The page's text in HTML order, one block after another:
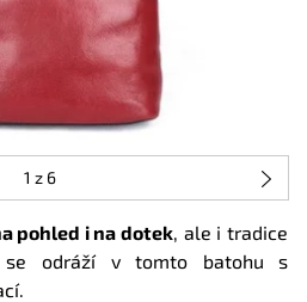
1 z 6
pohled i na dotek, ale i tradice
odráží v tomto batohu s